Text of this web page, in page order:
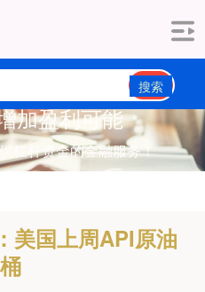
搜索
加盈利可能
杠杆资金的金融服务！
美国上周API原油